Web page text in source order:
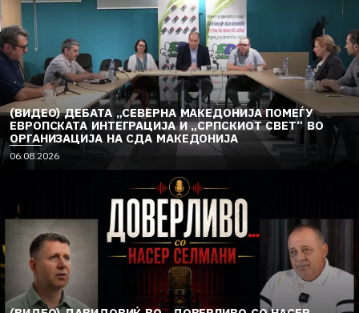
(ВИДЕО) ДЕБАТА „СЕВЕРНА МАКЕДОНИЈА ПОМЕЃУ
ЕВРОПСКАТА ИНТЕГРАЦИЈА И „СРПСКИОТ СВЕТ“ ВО
ОРГАНИЗАЦИЈА НА СДА МАКЕДОНИЈА
06.08.2026